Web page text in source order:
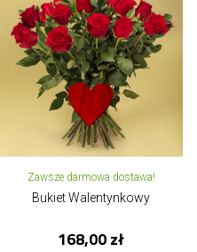
Zawsze darmowa dostawa!
Bukiet Walentynkowy
168,00 zł